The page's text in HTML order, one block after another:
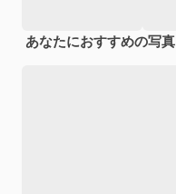
あなたにおすすめの写真